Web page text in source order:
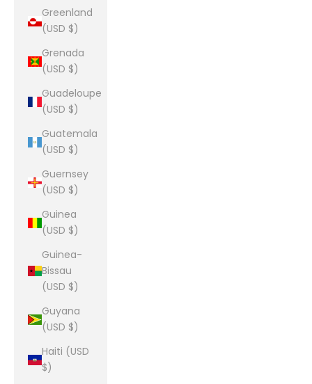
Greenland
(USD $)
Grenada
(USD $)
Guadeloupe
(USD $)
Guatemala
(USD $)
Guernsey
(USD $)
Guinea
(USD $)
Guinea-
Bissau
(USD $)
Guyana
(USD $)
Haiti (USD
$)